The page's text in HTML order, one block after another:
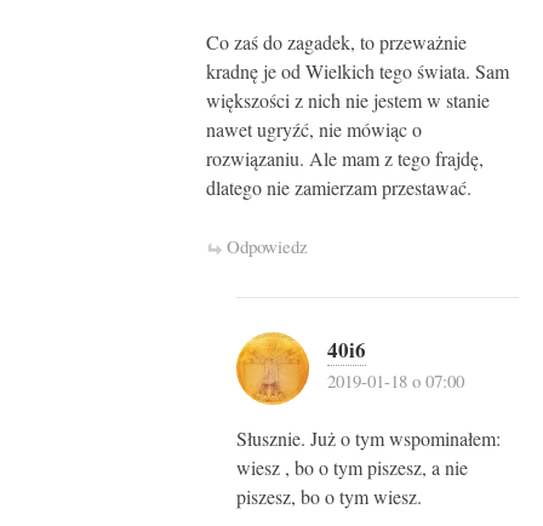
Co zaś do zagadek, to przeważnie
kradnę je od Wielkich tego świata. Sam
większości z nich nie jestem w stanie
nawet ugryźć, nie mówiąc o
rozwiązaniu. Ale mam z tego frajdę,
dlatego nie zamierzam przestawać.
Odpowiedz
40i6
2019-01-18 o 07:00
Słusznie. Już o tym wspominałem:
wiesz , bo o tym piszesz, a nie
piszesz, bo o tym wiesz.